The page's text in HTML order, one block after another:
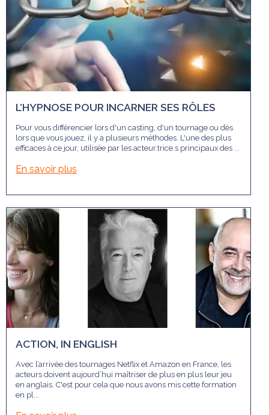
L’HYPNOSE POUR INCARNER SES RÔLES
Pour vous différencier lors d'un casting, d'un tournage ou dès
lors que vous jouez, il y a plusieurs méthodes. L'une des plus
efficaces à ce jour, utilisée par les acteur.trice.s principaux des ...
En savoir plus
ACTION, IN ENGLISH
Avec l’arrivée des tournages Netflix et Amazon en France, les
acteurs doivent aujourd’hui maîtriser de plus en plus leur jeu
en anglais. C'est pour cela que nous avons mis cette formation
en pl...